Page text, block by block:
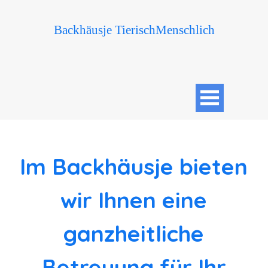
Backhäusje TierischMenschlich
Im Backhäusje bieten
wir Ihnen eine
ganzheitliche